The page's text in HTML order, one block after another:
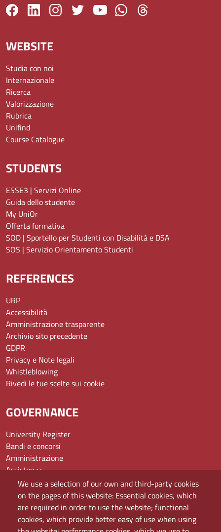
We use a selection of our own and third-party cookies
on the pages of this website: Essential cookies, which
are required in order to use the website; functional
cookies, which provide better easy of use when using
WEBSITE
Studia con noi
Internazionale
Ricerca
Valorizzazione
Rubrica
Unifind
Course Catalogue
STUDENTS
ESSE3 | Servizi Online
Guida dello studente
My UniOr
Offerta formativa
SOD | Sportello per Studenti con Disabilità e DSA
SOS | Servizio Orientamento Studenti
REFERENCES
URP
Accessibilità
Amministrazione trasparente
Archivio sito precedente
GDPR
Privacy e Note legali
Whistleblowing
Rivedi le tue scelte sui cookie
GOVERNANCE
University Register
Bandi e concorsi
Amministrazione
Assistenza
Domande frequenti (FAQ)
Elenco dei siti tematici
Mappa del sito
PEC
Rete Wi-Fi Eduroam